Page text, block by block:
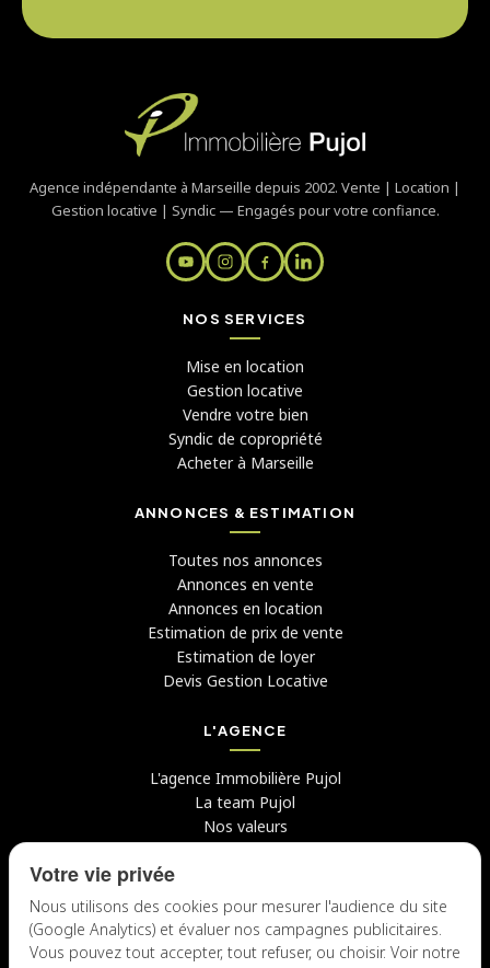
Agence indépendante à Marseille depuis 2002. Vente | Location |
Gestion locative | Syndic — Engagés pour votre confiance.
NOS SERVICES
Mise en location
Gestion locative
Vendre votre bien
Syndic de copropriété
Acheter à Marseille
ANNONCES & ESTIMATION
Toutes nos annonces
Annonces en vente
Annonces en location
Estimation de prix de vente
Estimation de loyer
Devis Gestion Locative
L'AGENCE
L'agence Immobilière Pujol
La team Pujol
Nos valeurs
Avis clients
Candidater chez nous
NOUS CONTACTER
Votre vie privée
Nous utilisons des cookies pour mesurer l'audience du site
(Google Analytics) et évaluer nos campagnes publicitaires.
Vous pouvez tout accepter, tout refuser, ou choisir. Voir notre